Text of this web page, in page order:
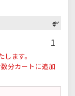
1
ます。
分カートに追加